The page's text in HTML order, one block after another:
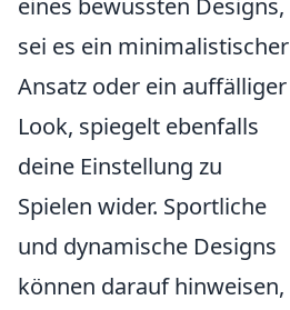
eines bewussten Designs,
sei es ein minimalistischer
Ansatz oder ein auffälliger
Look, spiegelt ebenfalls
deine Einstellung zu
Spielen wider. Sportliche
und dynamische Designs
können darauf hinweisen,